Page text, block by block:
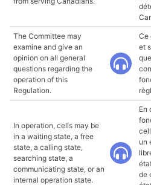
The Committee may
examine and give an
opinion on all general
questions regarding the
operation of this
Regulation.
Ce
et
In operation, cells may be
in a waiting state, a free
state, a calling state,
searching state, a
communicating state, or an
internal operation state.
En
un
de